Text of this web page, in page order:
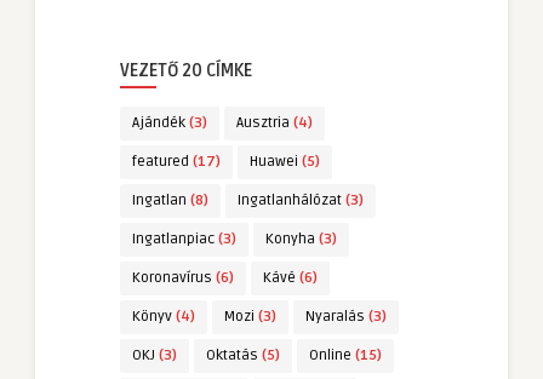
VEZETŐ 20 CÍMKE
Ajándék (3) Ausztria (4)
featured (17) Huawei (5)
Ingatlan (8) Ingatlanhálózat (3)
Ingatlanpiac (3) Konyha (3)
Koronavírus (6) Kávé (6)
Könyv (4) Mozi (3) Nyaralás (3)
OKJ (3) Oktatás (5) Online (15)